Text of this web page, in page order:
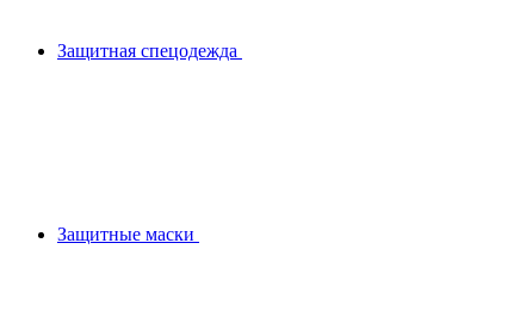
Защитная спецодежда
Защитные маски